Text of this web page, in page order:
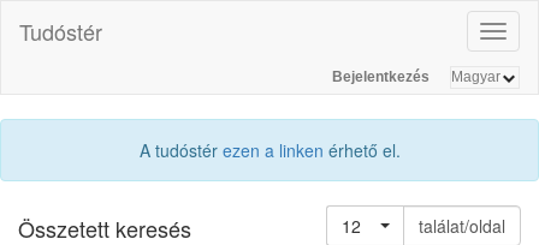
Tudóstér
Bejelentkezés
A tudóstér ezen a linken érhető el.
Összetett keresés 12
találat/oldal